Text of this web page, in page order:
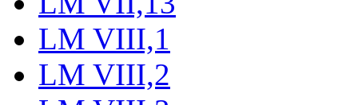
LM VIII,1
LM VIII,2